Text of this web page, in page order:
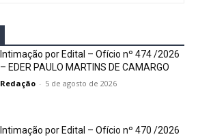
Intimação por Edital – Ofício nº 474 /2026
– EDER PAULO MARTINS DE CAMARGO
Redação - 5 de agosto de 2026
Intimação por Edital – Ofício nº 470 /2026